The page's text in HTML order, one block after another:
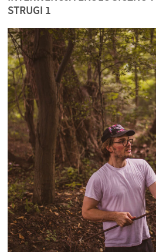
STRUGI 1